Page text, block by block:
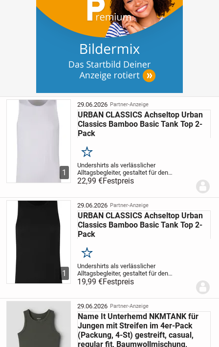
1
29.06.2026 Partner-Anzeige
URBAN CLASSICS Achseltop Urban
Classics Bamboo Basic Tank Top 2-
Pack
Merken
Undershirts als verlässlicher
Alltagsbegleiter, gestaltet für den
regelmäßigen Einsatz mit regularem
Schnitt und runder Halslinie. Das weich
natürlichen Fall...
22,99 €Festpreis
1
29.06.2026 Partner-Anzeige
URBAN CLASSICS Achseltop Urban
Classics Bamboo Basic Tank Top 2-
Pack
Merken
Undershirts als verlässlicher
Alltagsbegleiter, gestaltet für den
regelmäßigen Einsatz mit regularem
Schnitt und runder Halslinie. Das weich
natürlichen Fall...
19,99 €Festpreis
29.06.2026 Partner-Anzeige
Name It Unterhemd NKMTANK für
Jungen mit Streifen im 4er-Pack
(Packung, 4-St) gestreift, casual,
regular fit, Baumwollmischung,